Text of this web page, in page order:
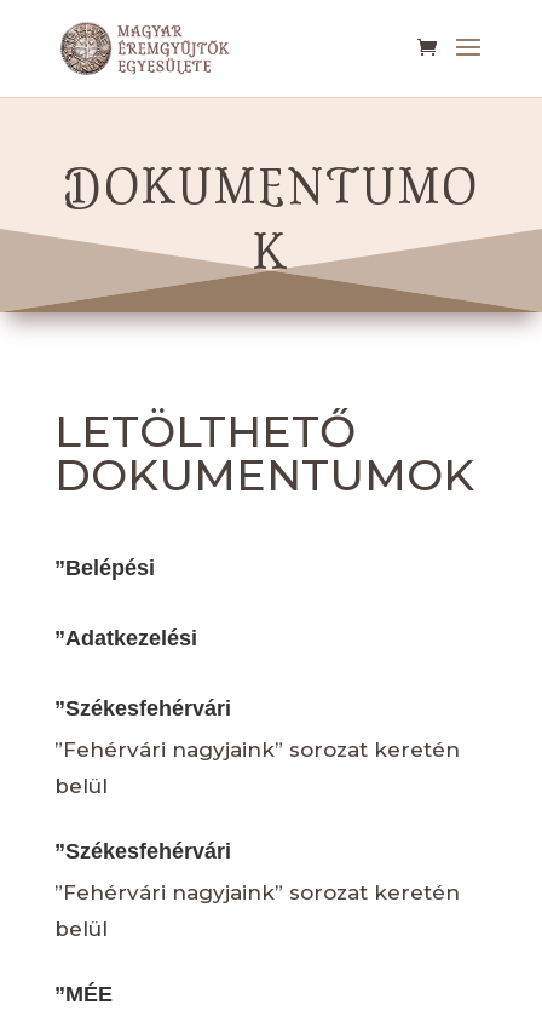
DOKUMENTUMO
K
LETÖLTHETŐ
DOKUMENTUMOK
”Belépési
”Adatkezelési
”Székesfehérvári
”Fehérvári nagyjaink” sorozat keretén
belül
”Székesfehérvári
”Fehérvári nagyjaink” sorozat keretén
belül
”MÉE